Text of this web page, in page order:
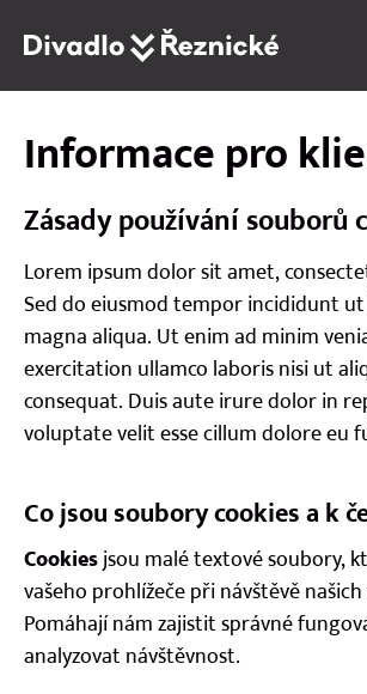
Program
Repertoár
Lidé
Vstupenky
Dárkové poukazy
Kontakt
Informace pro
Zásady používání souborů
Lorem ipsum dolor sit amet,
Sed do eiusmod tempor incididunt
magna aliqua. Ut enim ad minim
exercitation ullamco laboris nisi ut
consequat. Duis aute irure dolor in
voluptate velit esse cillum dolore eu
Co jsou soubory cookies a k
Cookiesjsou malé textové soubory,
vašeho prohlížeče při návštěvě
Pomáhají nám zajistit správné
analyzovat návštěvnost.